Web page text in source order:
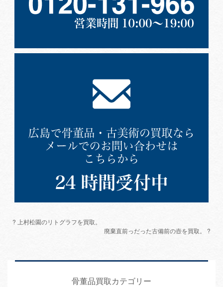
? 上村松園のリトグラフを買取。
廃棄直前っだった古備前の壺を買取。 ?
骨董品買取カテゴリー